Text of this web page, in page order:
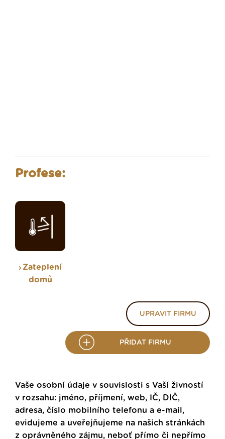
Profese:
Zateplení
domů
UPRAVIT FIRMU
PŘIDAT FIRMU
Vaše osobní údaje v souvislosti s Vaší živností
v rozsahu: jméno, příjmení, web, IČ, DIČ,
adresa, číslo mobilního telefonu a e-mail,
evidujeme a uveřejňujeme na našich stránkách
z oprávněného zájmu, neboť přímo či nepřímo